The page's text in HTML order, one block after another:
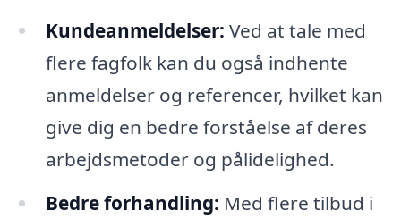
Kundeanmeldelser: Ved at tale med
flere fagfolk kan du også indhente
anmeldelser og referencer, hvilket kan
give dig en bedre forståelse af deres
arbejdsmetoder og pålidelighed.
Bedre forhandling: Med flere tilbud i